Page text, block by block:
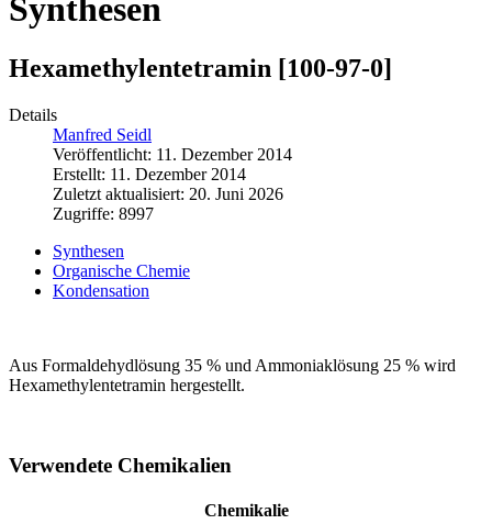
Synthesen
Hexamethylentetramin [100-97-0]
Details
Manfred Seidl
Veröffentlicht: 11. Dezember 2014
Erstellt: 11. Dezember 2014
Zuletzt aktualisiert: 20. Juni 2026
Zugriffe: 8997
Synthesen
Organische Chemie
Kondensation
Aus Formaldehydlösung 35 % und Ammoniaklösung 25 % wird
Hexamethylentetramin hergestellt.
Verwendete Chemikalien
Chemikalie